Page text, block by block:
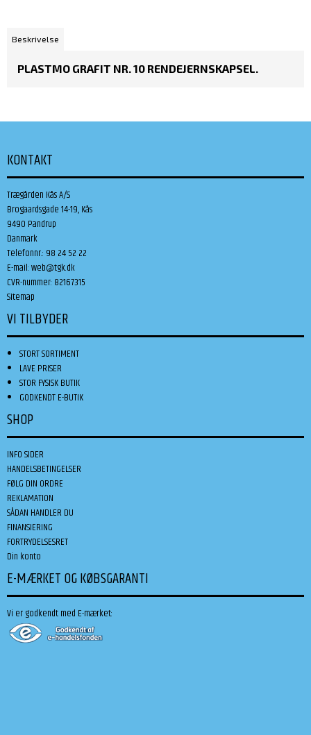
Beskrivelse
PLASTMO GRAFIT NR. 10 RENDEJERNSKAPSEL.
KONTAKT
Trægården Kås A/S
Brogaardsgade 14-19, Kås
9490 Pandrup
Danmark
Telefonnr.: 98 24 52 22
E-mail:web@tgk.dk
CVR-nummer: 82167315
Sitemap
VI TILBYDER
STORT SORTIMENT
LAVE PRISER
STOR FYSISK BUTIK
GODKENDT E-BUTIK
SHOP
INFO SIDER
HANDELSBETINGELSER
FØLG DIN ORDRE
REKLAMATION
SÅDAN HANDLER DU
FINANSIERING
FORTRYDELSESRET
Din konto
E-MÆRKET OG KØBSGARANTI
Vi er godkendt med E-mærket: